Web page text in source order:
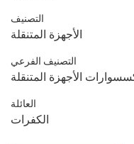
التصنيف
الأجهزة المتنقلة
التصنيف الفرعي
الأجهزة المتنقلة
العائلة
الكفرات